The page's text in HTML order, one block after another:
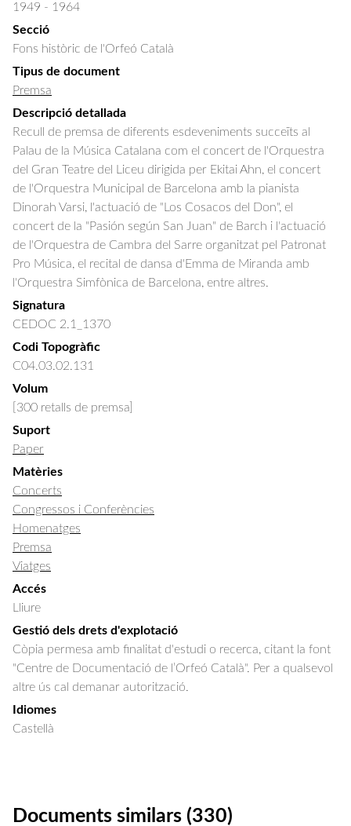
1949 - 1964
Secció
Fons històric de l'Orfeó Català
Tipus de document
Premsa
Descripció detallada
Recull de premsa de diferents esdeveniments succeïts al
Palau de la Música Catalana com el concert de l'Orquestra
del Gran Teatre del Liceu dirigida per Ekitai Ahn, el concert
de l'Orquestra Municipal de Barcelona amb la pianista
Dinorah Varsi, l'actuació de "Los Cosacos del Don", el
concert de la "Pasión según San Juan" de Barch i l'actuació
de l'Orquestra de Cambra del Sarre organitzat pel Patronat
Pro Música, el recital de dansa d'Emma de Miranda amb
l'Orquestra Simfònica de Barcelona, entre altres.
Signatura
CEDOC 2.1_1370
Codi Topogràfic
C04.03.02.131
Volum
[300 retalls de premsa]
Suport
Paper
Matèries
Concerts
Congressos i Conferències
Homenatges
Premsa
Viatges
Accés
Lliure
Gestió dels drets d'explotació
Còpia permesa amb finalitat d'estudi o recerca, citant la font
"Centre de Documentació de l’Orfeó Català". Per a qualsevol
altre ús cal demanar autorització.
Idiomes
Castellà
Documents similars (330)